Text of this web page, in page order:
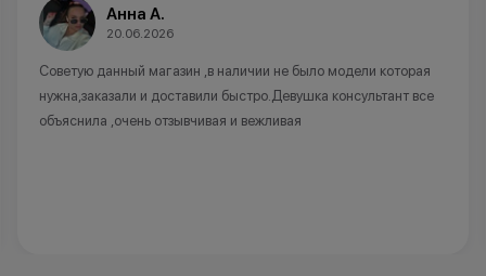
Анна А.
20.06.2026
Советую данный магазин ,в наличии не было модели которая
нужна,заказали и доставили быстро.Девушка консультант все
объяснила ,очень отзывчивая и вежливая